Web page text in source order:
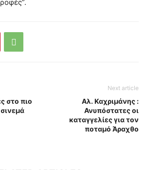
στο πιο
Next article
Αλ. Καχριμάνης :
Ανυπόστατες οι
καταγγελίες για τον
ποταμό Άραχθο